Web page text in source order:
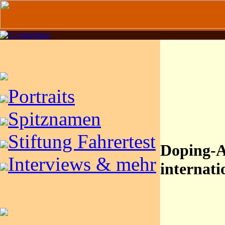
Portraits
Spitznamen
Stiftung Fahrertest
Interviews & mehr
Doping-